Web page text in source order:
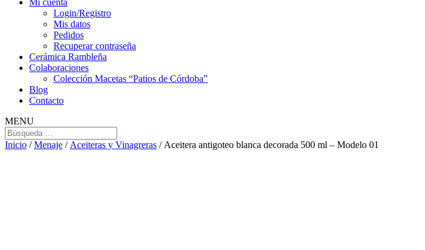
Mi cuenta
Login/Registro
Mis datos
Pedidos
Recuperar contraseña
Cerámica Rambleña
Colaboraciones
Colección Macetas “Patios de Córdoba”
Blog
Contacto
MENU
Inicio /Menaje / Aceiteras y Vinagreras / Aceitera antigoteo blanca decorada 500 ml – Modelo 01